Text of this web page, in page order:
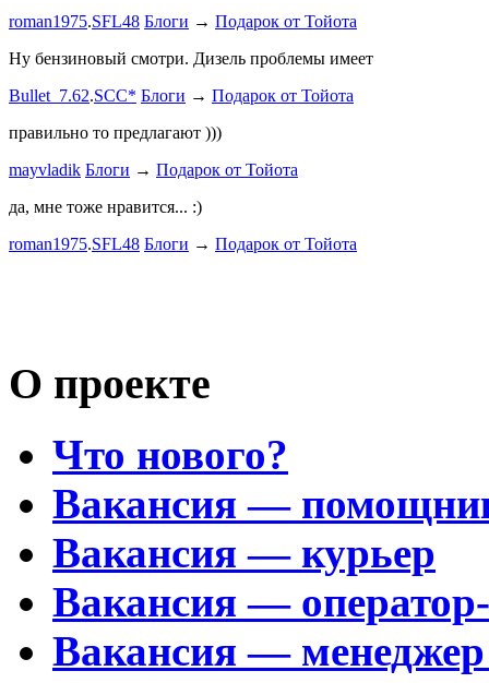
roman1975.SFL48 Блоги → Подарок от Тойота
Ну бензиновый смотри. Дизель проблемы имеет
Bullet_7.62.SCC* Блоги → Подарок от Тойота
правильно то предлагают )))
mayvladik Блоги → Подарок от Тойота
да, мне тоже нравится... :)
roman1975.SFL48 Блоги → Подарок от Тойота
О проекте
Что нового?
Вакансия —
Вакансия — курьер
Вакансия —
Вакансия —